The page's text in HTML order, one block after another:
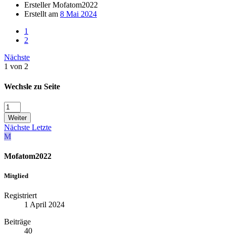
ErstellerMofatom2022
Erstellt am 8 Mai 2024
1
2
Nächste
1 von 2
Wechsle zu Seite
Weiter
Nächste Letzte
M
Mofatom2022
Mitglied
Registriert
1 April 2024
Beiträge
40